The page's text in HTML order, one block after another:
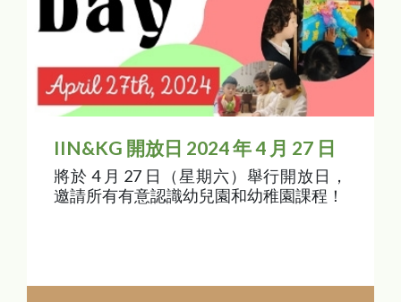
IIN&KG 開放日 2024 年 4 月 27 日
將於 4 月 27 日（星期六）舉行開放日，
邀請所有有意認識幼兒園和幼稚園課程！